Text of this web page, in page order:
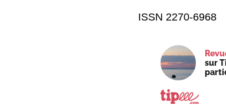
ISSN 2270-6968
sur